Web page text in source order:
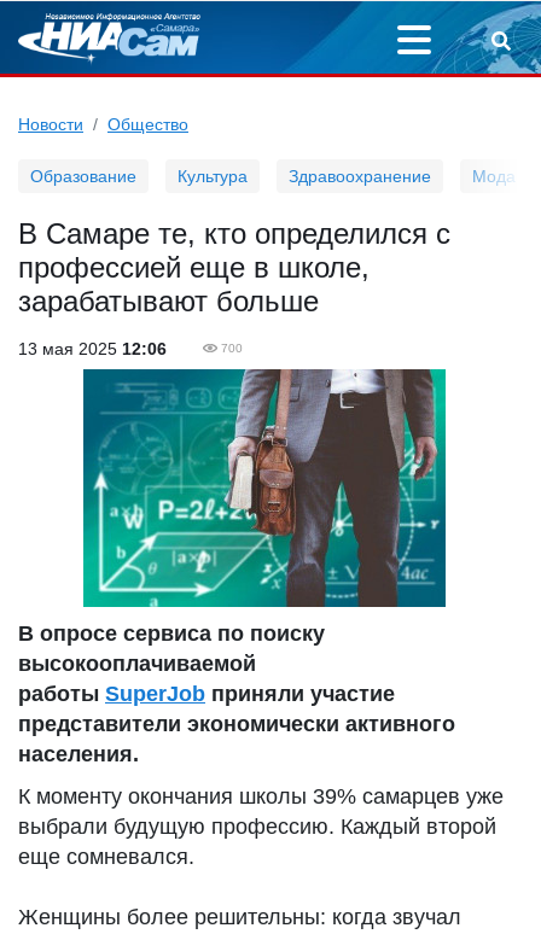
Новости Общество
Образование Культура Здравоохранение Мода
В Самаре те, кто определился с
профессией еще в школе,
зарабатывают больше
13 мая 2025 12:06 700
В опросе сервиса по поиску
высокооплачиваемой
работы SuperJob приняли участие
представители экономически активного
населения.
К моменту окончания школы 39% самарцев уже
выбрали будущую профессию. Каждый второй
еще сомневался.
Женщины более решительны: когда звучал